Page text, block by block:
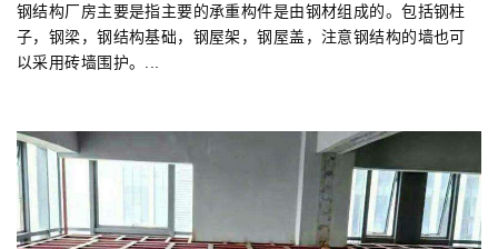
钢结构厂房主要是指主要的承重构件是由钢材组成的。包括钢柱
子，钢梁，钢结构基础，钢屋架，钢屋盖，注意钢结构的墙也可
以采用砖墙围护。...